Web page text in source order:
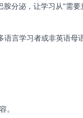
分泌，让学习从“需要
语言学习者或非英语母
。